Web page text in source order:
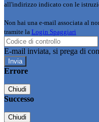
all'indirizzo indicato con le
Non hai una e-mail associata al
tramite la Login Spaggiari
E-mail inviata, si prega di
Errore
Chiudi
Successo
Chiudi